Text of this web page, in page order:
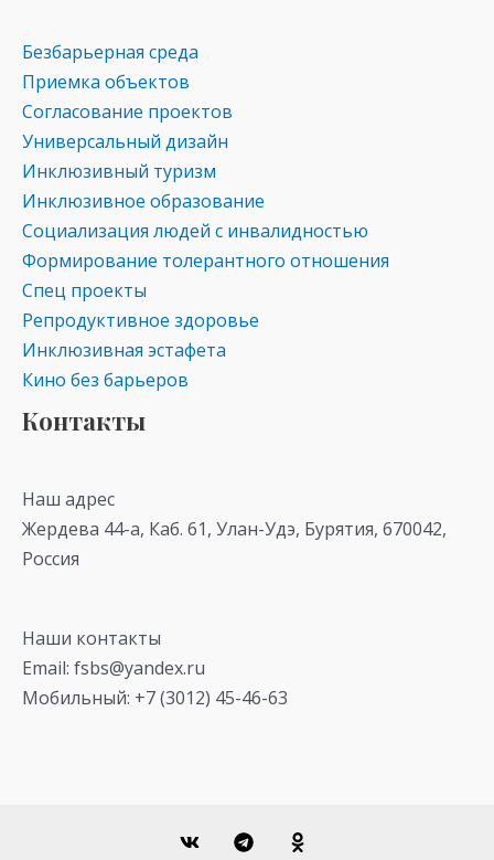
Безбарьерная среда
Приемка объектов
Согласование проектов
Универсальный дизайн
Инклюзивный туризм
Инклюзивное образование
Социализация людей с инвалидностью
Формирование толерантного отношения
Спец проекты
Репродуктивное здоровье
Инклюзивная эстафета
Кино без барьеров
Контакты
Наш адрес
Жердева 44-а, Каб. 61, Улан-Удэ, Бурятия, 670042,
Россия
Наши контакты
Email: fsbs@yandex.ru
Мобильный: +7 (3012) 45-46-63